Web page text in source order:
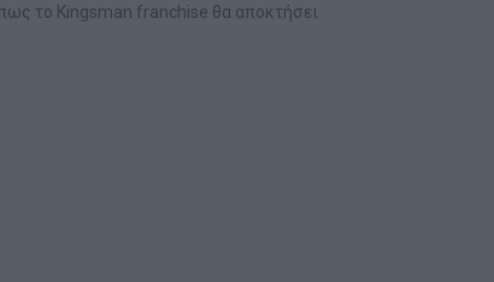
το Kingsman franchise θα αποκτήσει